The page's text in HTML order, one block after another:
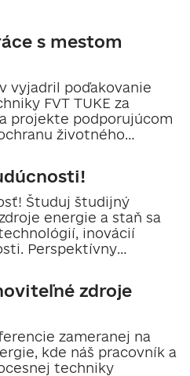
s mestom
vyjadril poďakovanie
FVT TUKE za
projekte podporujúcom
životného
Študuj študijný
energie a staň sa
inovácií
zdroje
zameranej na
kde náš pracovník a
techniky